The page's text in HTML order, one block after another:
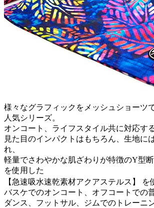
様々なグラフィックをメッシュショーツ
人気シリーズ。
オンコート、ライフスタイル共に対応す
見た目のインパクトはもちろん、生地に
れ、
軽量でさわやかな肌ざわりが特徴のY型
を使用した
【急速吸水速乾素材アクアステルス】 を
バスケでのオンコート、オフコートでの
ダンス、フットサル、ジムでのトレーニ